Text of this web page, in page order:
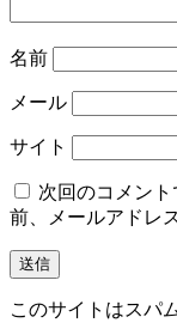
名前
メール
サイト
次回のコメン
前、メールアドレ
このサイトはスパ